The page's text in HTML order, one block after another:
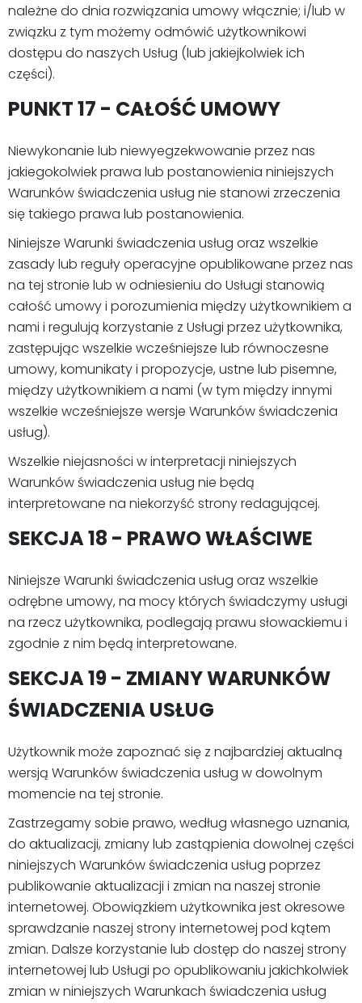
należne do dnia rozwiązania umowy włącznie; i/lub w
związku z tym możemy odmówić użytkownikowi
dostępu do naszych Usług (lub jakiejkolwiek ich
części).
PUNKT 17 - CAŁOŚĆ UMOWY
Niewykonanie lub niewyegzekwowanie przez nas
jakiegokolwiek prawa lub postanowienia niniejszych
Warunków świadczenia usług nie stanowi zrzeczenia
się takiego prawa lub postanowienia.
Niniejsze Warunki świadczenia usług oraz wszelkie
zasady lub reguły operacyjne opublikowane przez nas
na tej stronie lub w odniesieniu do Usługi stanowią
całość umowy i porozumienia między użytkownikiem a
nami i regulują korzystanie z Usługi przez użytkownika,
zastępując wszelkie wcześniejsze lub równoczesne
umowy, komunikaty i propozycje, ustne lub pisemne,
między użytkownikiem a nami (w tym między innymi
wszelkie wcześniejsze wersje Warunków świadczenia
usług).
Wszelkie niejasności w interpretacji niniejszych
Warunków świadczenia usług nie będą
interpretowane na niekorzyść strony redagującej.
SEKCJA 18 - PRAWO WŁAŚCIWE
Niniejsze Warunki świadczenia usług oraz wszelkie
odrębne umowy, na mocy których świadczymy usługi
na rzecz użytkownika, podlegają prawu słowackiemu i
zgodnie z nim będą interpretowane.
SEKCJA 19 - ZMIANY WARUNKÓW
ŚWIADCZENIA USŁUG
Użytkownik może zapoznać się z najbardziej aktualną
wersją Warunków świadczenia usług w dowolnym
momencie na tej stronie.
Zastrzegamy sobie prawo, według własnego uznania,
do aktualizacji, zmiany lub zastąpienia dowolnej części
niniejszych Warunków świadczenia usług poprzez
publikowanie aktualizacji i zmian na naszej stronie
internetowej. Obowiązkiem użytkownika jest okresowe
sprawdzanie naszej strony internetowej pod kątem
zmian. Dalsze korzystanie lub dostęp do naszej strony
internetowej lub Usługi po opublikowaniu jakichkolwiek
zmian w niniejszych Warunkach świadczenia usług